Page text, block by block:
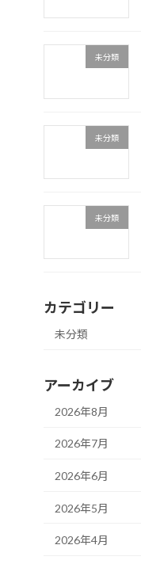
未分類
未分類
未分類
カテゴリー
未分類
アーカイブ
2026年8月
2026年7月
2026年6月
2026年5月
2026年4月